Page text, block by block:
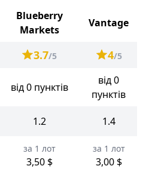
Blueberry
Markets
Vantage
3.7/5 4/5
від 0 пунктів
від 0
пунктів
1.2 1.4
за 1 лот
3,50 $
за 1 лот
3,00 $